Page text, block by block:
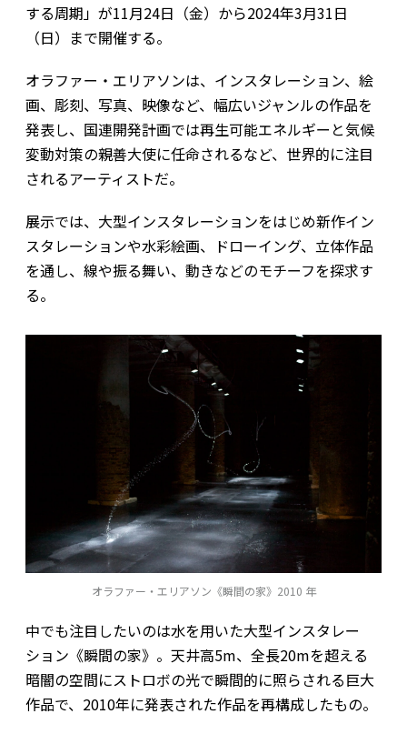
する周期」が11月24日（金）から2024年3月31日
（日）まで開催する。
オラファー・エリアソンは、インスタレーション、絵
画、彫刻、写真、映像など、幅広いジャンルの作品を
発表し、国連開発計画では再生可能エネルギーと気候
変動対策の親善大使に任命されるなど、世界的に注目
されるアーティストだ。
展示では、大型インスタレーションをはじめ新作イン
スタレーションや水彩絵画、ドローイング、立体作品
を通し、線や振る舞い、動きなどのモチーフを探求す
る。
オラファー・エリアソン《瞬間の家》2010 年
中でも注目したいのは水を用いた大型インスタレー
ション《瞬間の家》。天井高5m、全長20mを超える
暗闇の空間にストロボの光で瞬間的に照らされる巨大
作品で、2010年に発表された作品を再構成したもの。